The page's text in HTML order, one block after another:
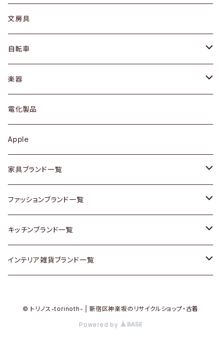
デスク / コンソール
ドレッサー
シェルフ
キュリオケース / 飾り棚
カップボード / 食器棚
チェスト
その他家具
Vintageヴィンテージ / Antiqueアンティーク
Designers / デザイナーズ
ピアス / イヤリング
バッグ
アウター
トップス
ワンピース
ボトムス
靴
スカーフ
腕時計
Vintage / ヴィンテージ
カップ / マグ
プレート / ボウル
カトラリー
ケトル / ティーポット
鍋 / フライパン
Vintage / ヴィンテージ
銀製品
和物 / 作家物
その他キッチン雑貨
文房具
自転車
dahon
楽器
ギター
ベース
その他楽器
電化製品
Apple
家具ブランド一覧
ACME Furniture / アクメ ファニチャー
ACTUS / アクタス
arflex / アルフレックス
ファッションブランド一覧
agnes b / アニエス ベー
BALLY / バリー
キッチンブランド一覧
ARABIA / アラビア
インテリア雑貨ブランド一覧
© トリノス-torinoth- | 新宿区神楽坂のリサイクルショップ・古着
Powered by